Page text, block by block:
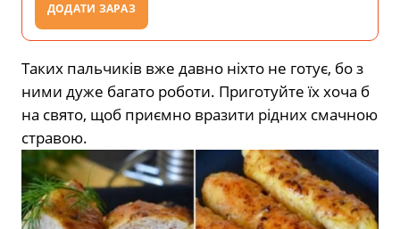
ДОДАТИ ЗАРАЗ
Таких пальчиків вже давно ніхто не готує, бо з
ними дуже багато роботи. Приготуйте їх хоча б
на свято, щоб приємно вразити рідних смачною
стравою.